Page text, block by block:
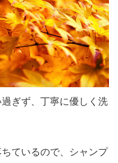
ぎず、丁寧に優しく洗
ているので、シャンプ